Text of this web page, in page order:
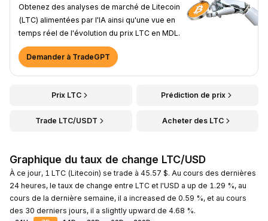
Obtenez des analyses de marché de Litecoin
(LTC) alimentées par l'IA ainsi qu'une vue en
temps réel de l'évolution du prix LTC en MDL.
Demander à TradeGPT
Prix LTC Prédiction de prix
Trade LTC/USDT Acheter des LTC
Graphique du taux de change LTC/USD
À ce jour, 1 LTC (Litecoin) se trade à 45.57 $. Au cours des dernières
24 heures, le taux de change entre LTC et l'USD a up de 1.29 %, au
cours de la dernière semaine, il a increased de 0.59 %, et au cours
des 30 derniers jours, il a slightly upward de 4.68 %.